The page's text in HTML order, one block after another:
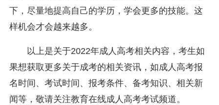
下，尽量地提高自己的学历，学会更多的技能。这
样机会才会越来越多。
以上是关于2022年成人高考相关内容，考生如
果想获取更多关于成考的相关资讯，如成人高考报
名时间、考试时间、报考条件、备考知识、相关新
闻等，敬请关注教育在线成人高考考试频道。